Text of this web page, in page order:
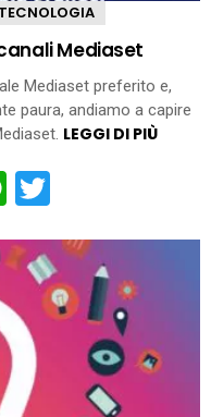
TECNOLOGIA
Mediaset
Mediaset preferito e,
paura, andiamo a capire
LEGGI DI PIÙ
WhatsApp